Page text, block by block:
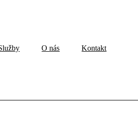
O nás Kontakt